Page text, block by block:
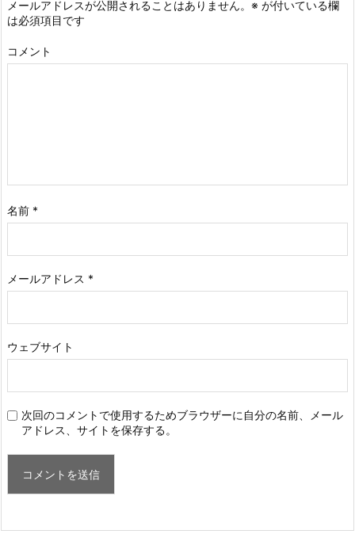
メールアドレスが公開されることはありません。 ※ が付いている欄
は必須項目です
コメント
名前 *
メールアドレス *
ウェブサイト
次回のコメントで使用するためブラウザーに自分の名前、メール
アドレス、サイトを保存する。